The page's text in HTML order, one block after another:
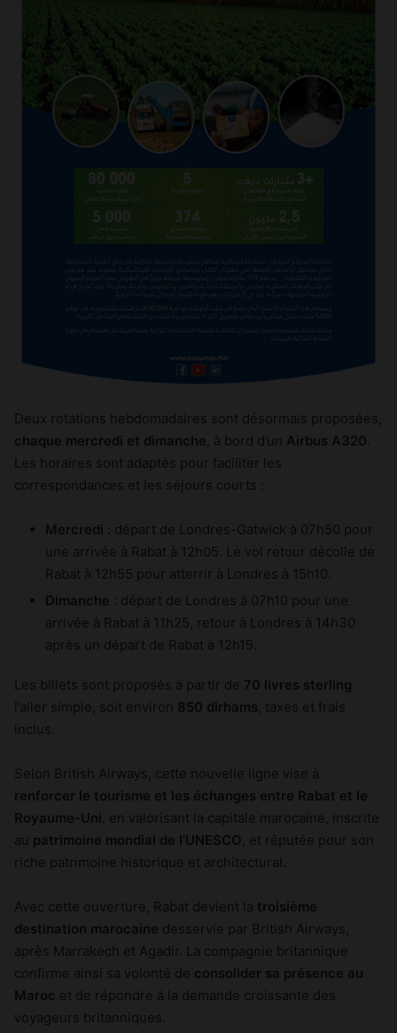
Deux rotations hebdomadaires sont désormais proposées,
chaque mercredi et dimanche , à bord d’un Airbus A320
Les horaires sont adaptés pour faciliter les
correspondances et les séjours courts :
Mercredi
: départ de Londres-Gatwick à 07h50 pour
une arrivée à Rabat à 12h05. Le vol retour décolle de
Rabat à 12h55 pour atterrir à Londres à 15h10.
Dimanche : départ de Londres à 07h10 pour une
arrivée à Rabat à 11h25, retour à Londres à 14h30
après un départ de Rabat à 12h15.
Les billets sont proposés à partir de 70 livres sterling
l’aller simple, soit environ 850 dirhams , taxes et frais
inclus.
Selon British Airways, cette nouvelle ligne vise à
renforcer le tourisme et les échanges entre Rabat et le
Royaume-Uni
, en valorisant la capitale marocaine, inscrite
au patrimoine mondial de l’UNESCO , et réputée pour son
riche patrimoine historique et architectural.
Avec cette ouverture, Rabat devient la troisième
destination marocaine desservie par British Airways,
après Marrakech et Agadir. La compagnie britannique
confirme ainsi sa volonté de consolider sa présence au
Maroc et de répondre à la demande croissante des
voyageurs britanniques.